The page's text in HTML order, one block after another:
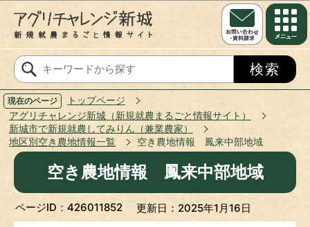
このページの本文へ移動
現在のページ
トップページ
アグリチャレンジ新城（新規就農まるごと情報サイト）
新城市で新規就農してみりん（兼業農家）
地区別空き農地情報一覧
空き農地情報 鳳来中部地域
空き農地情報 鳳来中部地域
ページID：426011852 更新日：2025年1月16日